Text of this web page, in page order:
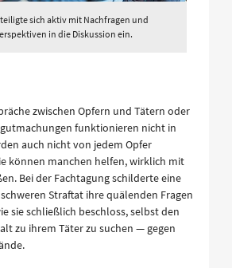
sich aktiv mit Nachfragen und
in die Diskussion ein.
zwischen Opfern und Tätern oder
funktionieren nicht in
auch nicht von jedem Opfer
können manchen helfen, wirklich mit
Bei der Fachtagung schilderte eine
Straftat ihre quälenden Fragen
sie schließlich beschloss, selbst den
zu ihrem Täter zu suchen — gegen